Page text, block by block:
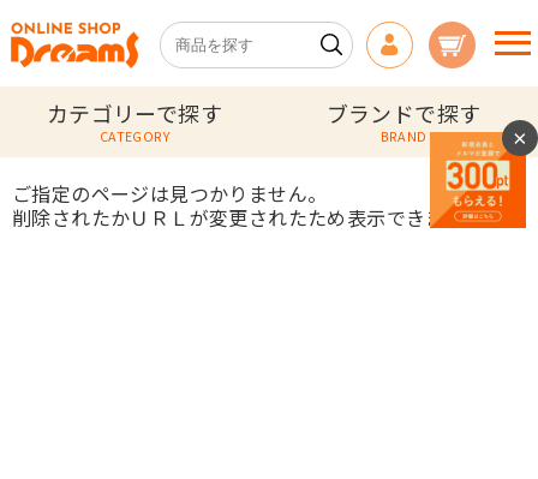
カテゴリーで探す
CATEGORY
ブランドで探す
BRAND
ご指定のページは見つかりません。
削除されたかＵＲＬが変更されたため表示できません。
×